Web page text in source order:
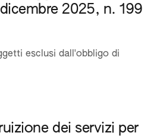
2025, n. 199
esclusi dall'obbligo di
del documento
dei servizi per